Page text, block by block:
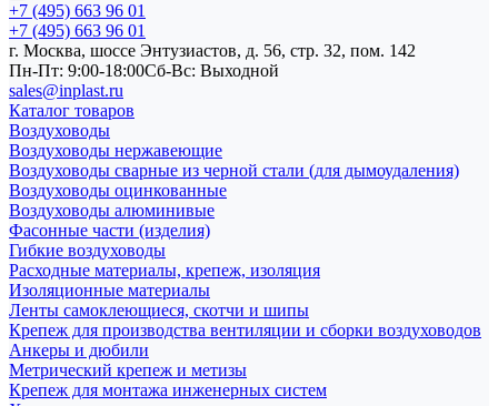
+7 (495) 663 96 01
+7 (495) 663 96 01
г. Москва, шоссе Энтузиастов, д. 56, стр. 32, пом. 142
Пн-Пт: 9:00-18:00Cб-Вс: Выходной
sales@inplast.ru
Каталог товаров
Воздуховоды
Воздуховоды нержавеющие
Воздуховоды сварные из черной стали (для дымоудаления)
Воздуховоды оцинкованные
Воздуховоды алюминивые
Фасонные части (изделия)
Гибкие воздуховоды
Расходные материалы, крепеж, изоляция
Изоляционные материалы
Ленты самоклеющиеся, скотчи и шипы
Крепеж для производства вентиляции и сборки воздуховодов
Анкеры и дюбили
Метрический крепеж и метизы
Крепеж для монтажа инженерных систем